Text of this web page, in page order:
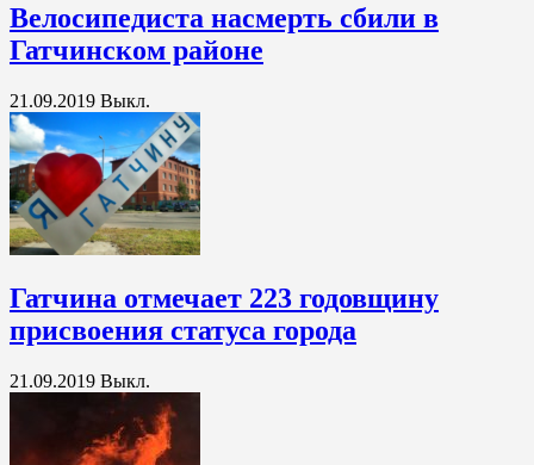
Велосипедиста насмерть сбили в
Гатчинском районе
21.09.2019 Выкл.
Гатчина отмечает 223 годовщину
присвоения статуса города
21.09.2019 Выкл.